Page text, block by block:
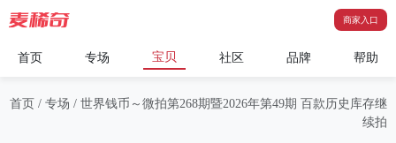
商家入口
首页 专场 宝贝 社区 品牌 帮助
首页 / 专场 / 世界钱币～微拍第268期暨2026年第49期 百款历史库存继
续拍